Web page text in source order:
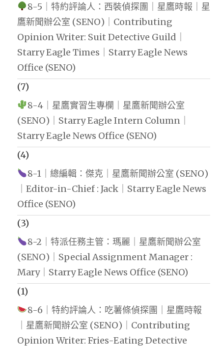
8-5｜特約評論人：西裝偵探團｜星鷹時報｜星
鷹新聞辦公室 (SENO)｜Contributing
Opinion Writer: Suit Detective Guild｜
Starry Eagle Times｜Starry Eagle News
Office (SENO)
(7)
8-4｜星鷹實習生專欄｜星鷹新聞辦公室
(SENO)｜Starry Eagle Intern Column｜
Starry Eagle News Office (SENO)
(4)
8-1｜總編輯：傑克｜星鷹新聞辦公室 (SENO)
｜Editor-in-Chief : Jack｜Starry Eagle News
Office (SENO)
(3)
8-2｜特派任務主管：瑪麗｜星鷹新聞辦公室
(SENO)｜Special Assignment Manager :
Mary｜Starry Eagle News Office (SENO)
(1)
8-6｜特約評論人：吃薯條偵探團｜星鷹時報
｜星鷹新聞辦公室 (SENO)｜Contributing
Opinion Writer: Fries-Eating Detective